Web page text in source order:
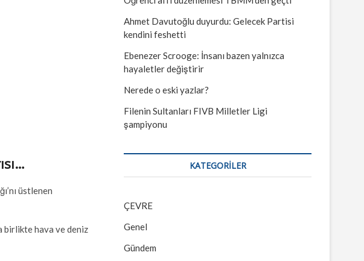
üstlenen
birlikte hava ve deniz
Ahmet Davutoğlu duyurdu: Gelecek Partisi
kendini feshetti
Ebenezer Scrooge: İnsanı bazen yalnızca
hayaletler değiştirir
Nerede o eski yazlar?
Filenin Sultanları FIVB Milletler Ligi
şampiyonu
KATEGORILER
ÇEVRE
Genel
Gündem